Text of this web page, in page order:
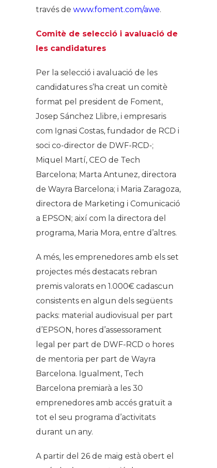
través de www.foment.com/awe.
Comitè de selecció i avaluació de
les candidatures
Per la selecció i avaluació de les
candidatures s’ha creat un comitè
format pel president de Foment,
Josep Sánchez Llibre, i empresaris
com Ignasi Costas, fundador de RCD i
soci co-director de DWF-RCD-;
Miquel Martí, CEO de Tech
Barcelona; Marta Antunez, directora
de Wayra Barcelona; i Maria Zaragoza,
directora de Marketing i Comunicació
a EPSON; així com la directora del
programa, Maria Mora, entre d’altres.
A més, les emprenedores amb els set
projectes més destacats rebran
premis valorats en 1.000€ cadascun
consistents en algun dels següents
packs: material audiovisual per part
d’EPSON, hores d’assessorament
legal per part de DWF-RCD o hores
de mentoria per part de Wayra
Barcelona. Igualment, Tech
Barcelona premiarà a les 30
emprenedores amb accés gratuït a
tot el seu programa d’activitats
durant un any.
A partir del 26 de maig està obert el